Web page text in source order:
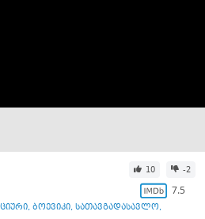
10 -2
7.5
, ბოევიკი, სათავგადასავლო,